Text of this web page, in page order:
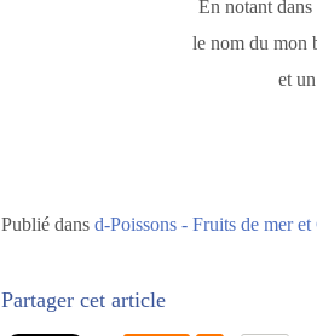
En notant
le nom du mon
et
Publié dans d-Poissons - Fruits de mer et
Partager cet article